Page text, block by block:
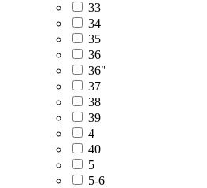
33
34
35
36
36"
37
38
39
4
40
5
5-6